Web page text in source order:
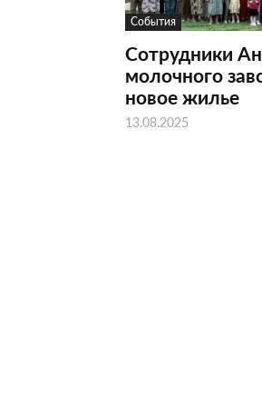
События
Сотрудники
молочного
новое жилье
13.08.2025